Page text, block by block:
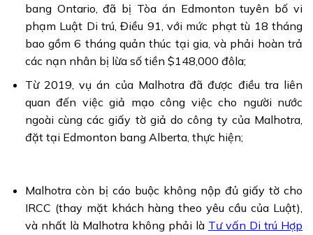
bang Ontario, đã bị Tòa án Edmonton tuyên bố vi
phạm Luật Di trú, Điều 91, với mức phạt tù 18 tháng
bao gồm 6 tháng quản thúc tại gia, và phải hoàn trả
các nạn nhân bị lừa số tiền $148,000 đôla;
Từ 2019, vụ án của Malhotra đã được điều tra liên
quan đến việc giả mạo công việc cho người nước
ngoài cùng các giấy tờ giả do công ty của Malhotra,
đặt tại Edmonton bang Alberta, thực hiện;
Malhotra còn bị cáo buộc không nộp đủ giấy tờ cho
IRCC (thay mặt khách hàng theo yêu cầu của Luật),
và nhất là Malhotra không phải là Tư vấn Di trú Hợp